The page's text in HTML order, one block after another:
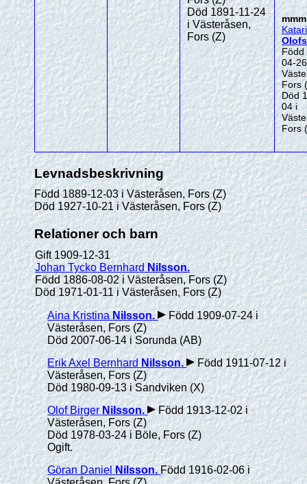
Död 1891-11-24
i Västeråsen,
Fors (Z)
Född
04-
Fors
Död
04 i
Fors
Levnadsbeskrivning
Född 1889-12-03 i Västeråsen, Fors (Z)
Död 1927-10-21 i Västeråsen, Fors (Z)
Relationer och barn
Gift 1909-12-31
Johan Tycko Bernhard Nilsson.
Född 1886-08-02 i Västeråsen, Fors (Z)
Död 1971-01-11 i Västeråsen, Fors (Z)
Aina Kristina Nilsson.
Född 1909-07-24 i
Västeråsen, Fors (Z)
Död 2007-06-14 i Sorunda (AB)
Erik Axel Bernhard Nilsson.
Född 1911-07-12 i
Västeråsen, Fors (Z)
Död 1980-09-13 i Sandviken (X)
Olof Birger Nilsson.
Född 1913-12-02 i
Västeråsen, Fors (Z)
Död 1978-03-24 i Böle, Fors (Z)
Ogift.
Göran Daniel Nilsson.Född 1916-02-06 i